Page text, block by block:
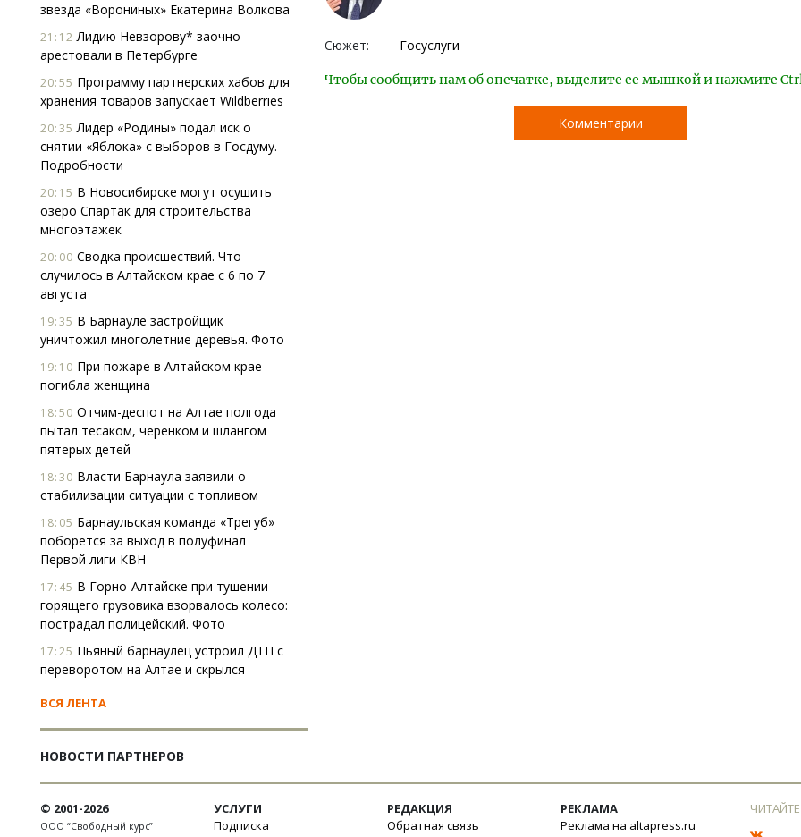
звезда «Ворониных» Екатерина Волкова
21:12 Лидию Невзорову* заочно
арестовали в Петербурге
20:55 Программу партнерских хабов для
хранения товаров запускает Wildberries
20:35 Лидер «Родины» подал иск о
снятии «Яблока» с выборов в Госдуму.
Подробности
20:15 В Новосибирске могут осушить
озеро Спартак для строительства
многоэтажек
20:00 Сводка происшествий. Что
случилось в Алтайском крае с 6 по 7
августа
19:35 В Барнауле застройщик
уничтожил многолетние деревья. Фото
19:10 При пожаре в Алтайском крае
погибла женщина
18:50 Отчим-деспот на Алтае полгода
пытал тесаком, черенком и шлангом
пятерых детей
18:30 Власти Барнаула заявили о
стабилизации ситуации с топливом
18:05 Барнаульская команда «Трегуб»
поборется за выход в полуфинал
Первой лиги КВН
17:45 В Горно-Алтайске при тушении
горящего грузовика взорвалось колесо:
пострадал полицейский. Фото
17:25 Пьяный барнаулец устроил ДТП с
переворотом на Алтае и скрылся
ВСЯ ЛЕНТА
НОВОСТИ ПАРТНЕРОВ
Сюжет: Госуслуги
Чтобы сообщить нам об опечатке, выделите ее мышкой и нажмите
Комментарии
© 2001-2026
ООО “Свободный курс”
УСЛУГИ
Подписка
РЕДАКЦИЯ
Обратная связь
РЕКЛАМА
Реклама на altapress.ru